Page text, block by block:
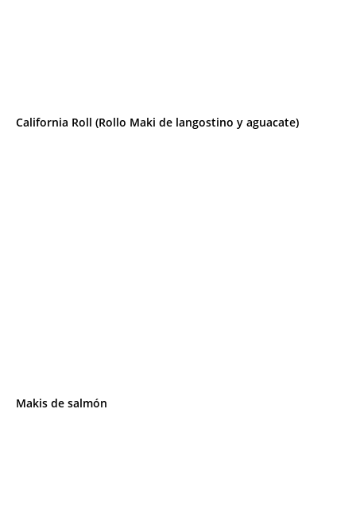
California Roll (Rollo Maki de langostino y aguacate)
Makis de salmón